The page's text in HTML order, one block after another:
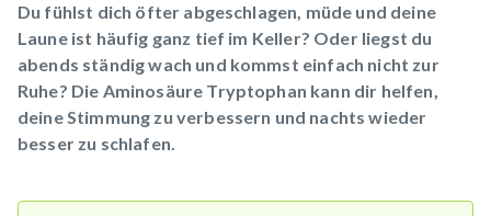
Du fühlst dich öfter abgeschlagen, müde und deine
Laune ist häufig ganz tief im Keller? Oder liegst du
abends ständig wach und kommst einfach nicht zur
Ruhe? Die Aminosäure Tryptophan kann dir helfen,
deine Stimmung zu verbessern und nachts wieder
besser zu schlafen.